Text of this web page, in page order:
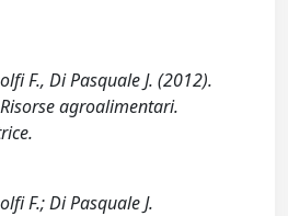
F., Di Pasquale J. (2012).
agroalimentari.
F.; Di Pasquale J.